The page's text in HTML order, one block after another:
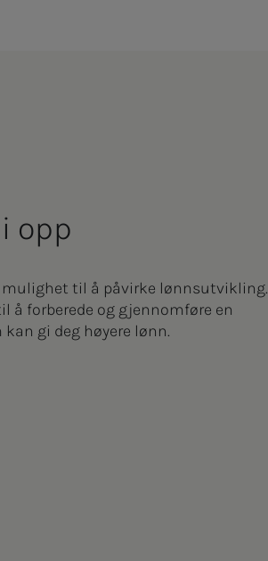
opp
til å påvirke lønnsutvikling.
å forberede og gjennomføre en
gi deg høyere lønn.